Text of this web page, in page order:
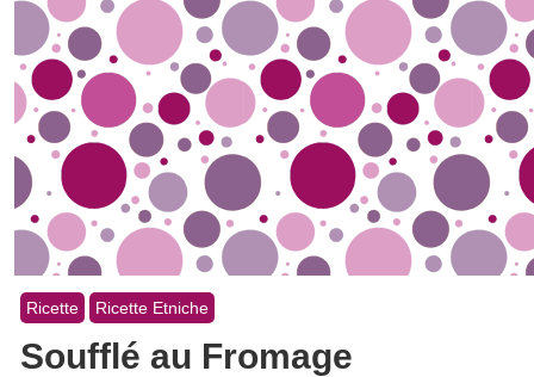
Ricette Ricette Etniche
Soufflé au Fromage